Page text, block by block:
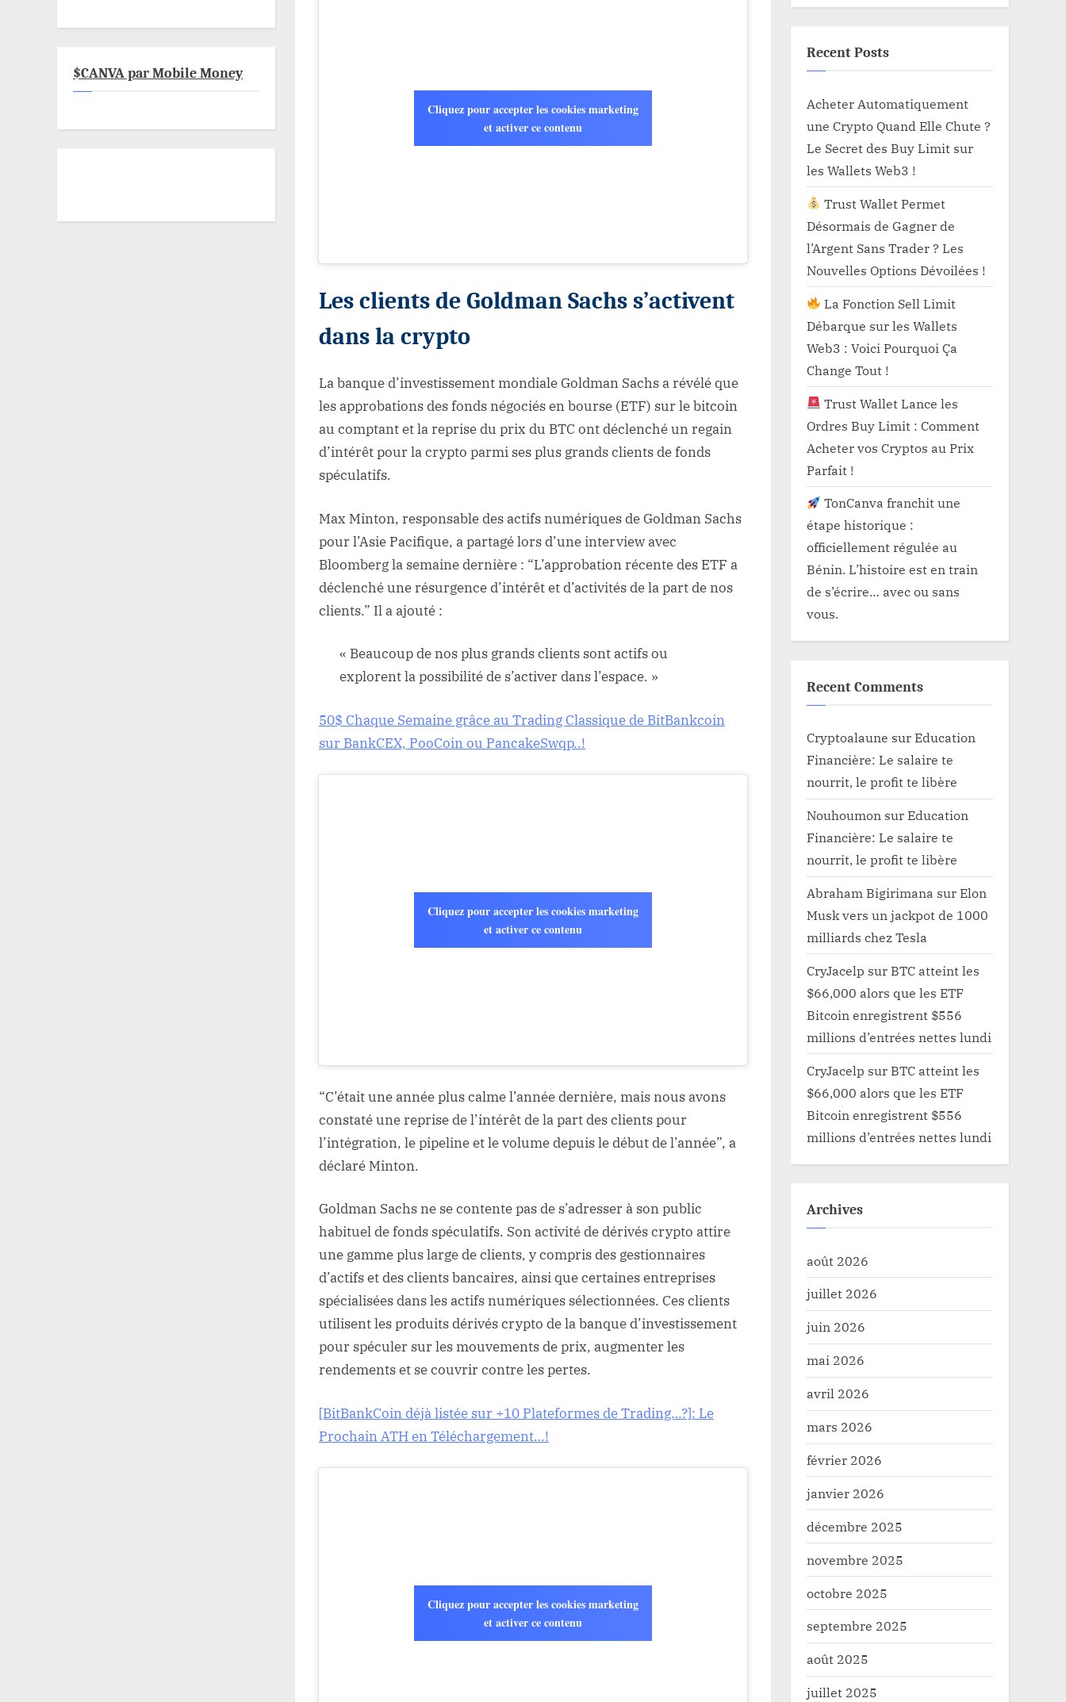
Cliquez pour accepter les cookies marketing
et activer ce contenu
Les clients de Goldman Sachs s’activent
dans la crypto
La banque d’investissement mondiale Goldman Sachs a révélé que
les approbations des fonds négociés en bourse (ETF) sur le bitcoin
au comptant et la reprise du prix du BTC ont déclenché un regain
d’intérêt pour la crypto parmi ses plus grands clients de fonds
spéculatifs.
Max Minton, responsable des actifs numériques de Goldman Sachs
pour l’Asie Pacifique, a partagé lors d’une interview avec
Bloomberg la semaine dernière : “L’approbation récente des ETF a
déclenché une résurgence d’intérêt et d’activités de la part de nos
clients.” Il a ajouté :
« Beaucoup de nos plus grands clients sont actifs ou
explorent la possibilité de s’activer dans l’espace. »
50$ Chaque Semaine grâce au Trading Classique de BitBankcoin
sur BankCEX, PooCoin ou PancakeSwqp..!
Cliquez pour accepter les cookies marketing
et activer ce contenu
“C’était une année plus calme l’année dernière, mais nous avons
constaté une reprise de l’intérêt de la part des clients pour
l’intégration, le pipeline et le volume depuis le début de l’année”, a
déclaré Minton.
Goldman Sachs ne se contente pas de s’adresser à son public
habituel de fonds spéculatifs. Son activité de dérivés crypto attire
une gamme plus large de clients, y compris des gestionnaires
d’actifs et des clients bancaires, ainsi que certaines entreprises
spécialisées dans les actifs numériques sélectionnées. Ces clients
utilisent les produits dérivés crypto de la banque d’investissement
pour spéculer sur les mouvements de prix, augmenter les
rendements et se couvrir contre les pertes.
[BitBankCoin déjà listée sur +10 Plateformes de Trading…?]: Le
Prochain ATH en Téléchargement…!
Cliquez pour accepter les cookies marketing
et activer ce contenu
$CANVA par Mobile Money
Recent Posts
Acheter Automatiquement
une Crypto Quand Elle Chute ?
Le Secret des Buy Limit sur
les Wallets Web3 !
Trust Wallet Permet
Désormais de Gagner de
l’Argent Sans Trader ? Les
Nouvelles Options Dévoilées !
La Fonction Sell Limit
Débarque sur les Wallets
Web3 : Voici Pourquoi Ça
Change Tout !
Trust Wallet Lance les
Ordres Buy Limit : Comment
Acheter vos Cryptos au Prix
Parfait !
TonCanva franchit une
étape historique :
officiellement régulée au
Bénin. L’histoire est en train
de s’écrire… avec ou sans
vous.
Recent Comments
Cryptoalaune surEducation
Financière: Le salaire te
nourrit, le profit te libère
Nouhoumon surEducation
Financière: Le salaire te
nourrit, le profit te libère
Abraham Bigirimana surElon
Musk vers un jackpot de 1000
milliards chez Tesla
CryJacelp surBTC atteint les
$66,000 alors que les ETF
Bitcoin enregistrent $556
millions d’entrées nettes lundi
CryJacelp surBTC atteint les
$66,000 alors que les ETF
Bitcoin enregistrent $556
millions d’entrées nettes lundi
Archives
août 2026
juillet 2026
juin 2026
mai 2026
avril 2026
mars 2026
février 2026
janvier 2026
décembre 2025
novembre 2025
octobre 2025
septembre 2025
août 2025
juillet 2025